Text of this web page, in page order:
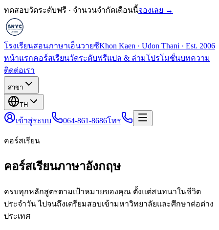
ทดสอบวัดระดับฟรี · จำนวนจำกัดเดือนนี้จองเลย →
โรงเรียนสอนภาษาเอ็นวายซีKhon Kaen · Udon Thani · Est. 2006
หน้าแรกคอร์สเรียนวัดระดับฟรีแปล & ล่ามโปรโมชั่นบทความ
ติดต่อเรา
สาขา
TH
เข้าสู่ระบบ 064-861-8686โทร
คอร์สเรียน
คอร์สเรียนภาษาอังกฤษ
ครบทุกหลักสูตรตามเป้าหมายของคุณ ตั้งแต่สนทนาในชีวิต
ประจำวัน ไปจนถึงเตรียมสอบเข้ามหาวิทยาลัยและศึกษาต่อต่าง
ประเทศ